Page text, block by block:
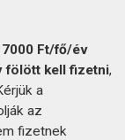
7000 Ft/fő/év
fölött kell fizetni,
a
az
fizetnek